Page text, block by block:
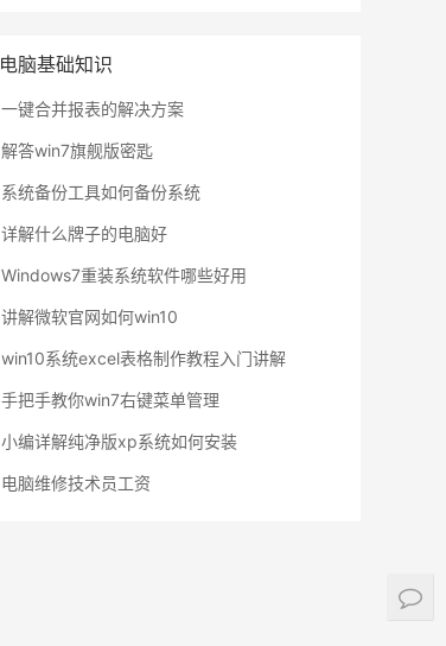
电脑基础知识
一键合并报表的解决方案
解答win7旗舰版密匙
系统备份工具如何备份系统
详解什么牌子的电脑好
Windows7重装系统软件哪些好用
讲解微软官网如何win10
win10系统excel表格制作教程入门讲解
手把手教你win7右键菜单管理
小编详解纯净版xp系统如何安装
电脑维修技术员工资